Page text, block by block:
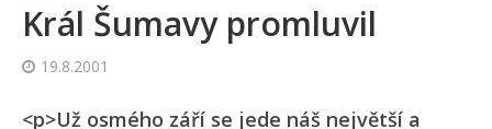
Král Šumavy promluvil
19.8.2001
<p>Už osmého září se jede náš největší a